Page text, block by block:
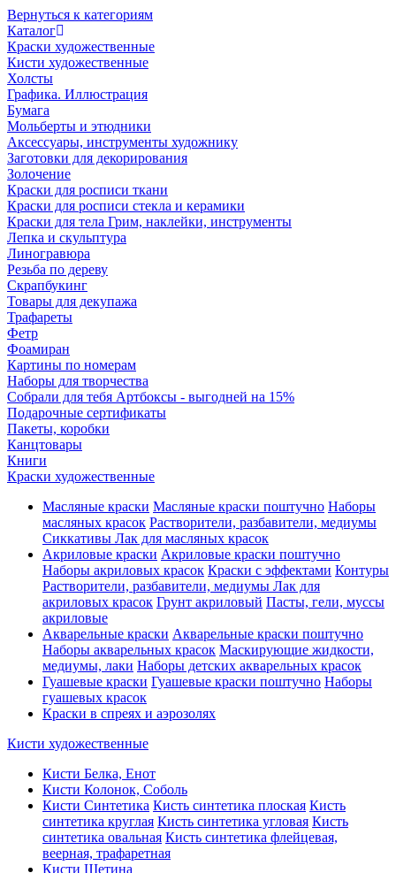
Вернуться к категориям
Каталог
Краски художественные
Кисти художественные
Холсты
Графика. Иллюстрация
Бумага
Мольберты и этюдники
Аксессуары, инструменты художнику
Заготовки для декорирования
Золочение
Краски для росписи ткани
Краски для росписи стекла и керамики
Краски для тела Грим, наклейки, инструменты
Лепка и скульптура
Линогравюра
Резьба по дереву
Скрапбукинг
Товары для декупажа
Трафареты
Фетр
Фоамиран
Картины по номерам
Наборы для творчества
Собрали для тебя Артбоксы - выгодней на 15%
Подарочные сертификаты
Пакеты, коробки
Канцтовары
Книги
Краски художественные
Масляные краски Масляные краски поштучно Наборы
масляных красок Растворители, разбавители, медиумы
Сиккативы Лак для масляных красок
Акриловые краски Акриловые краски поштучно
Наборы акриловых красок Краски с эффектами Контуры
Растворители, разбавители, медиумы Лак для
акриловых красок Грунт акриловый Пасты, гели, муссы
акриловые
Акварельные краски Акварельные краски поштучно
Наборы акварельных красок Маскирующие жидкости,
медиумы, лаки Наборы детских акварельных красок
Гуашевые краски Гуашевые краски поштучно Наборы
гуашевых красок
Краски в спреях и аэрозолях
Кисти художественные
Кисти Белка, Енот
Кисти Колонок, Соболь
Кисти Синтетика Кисть синтетика плоская Кисть
синтетика круглая Кисть синтетика угловая Кисть
синтетика овальная Кисть синтетика флейцевая,
веерная, трафаретная
Кисти Щетина